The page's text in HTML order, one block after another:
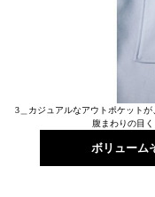
3＿カジュアルなアウトポケット
腹まわりの目
ボリューム